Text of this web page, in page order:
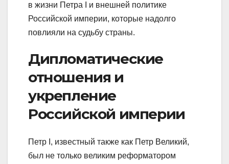
в жизни Петра I и внешней политике
Российской империи, которые надолго
повлияли на судьбу страны.
Дипломатические
отношения и
укрепление
Российской империи
Петр I, известный также как Петр Великий,
был не только великим реформатором